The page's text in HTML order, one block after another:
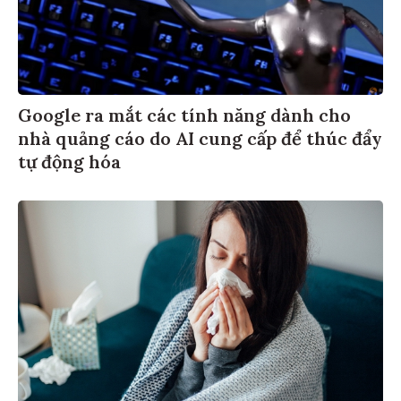
Google ra mắt các tính năng dành cho
nhà quảng cáo do AI cung cấp để thúc đẩy
tự động hóa